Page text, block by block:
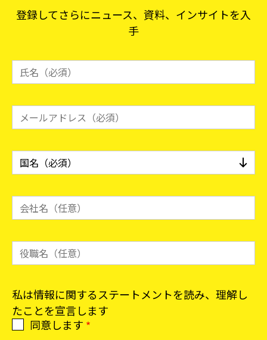
登録してさらにニュース、資料、インサイトを入
手
私は情報に関するステートメントを読み、理解し
たことを宣言します
同意します